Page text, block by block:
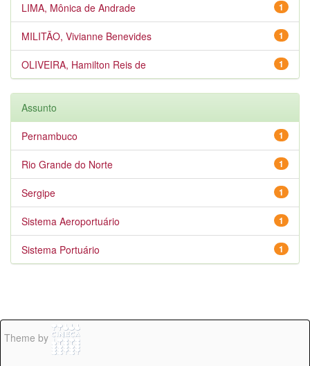
1
LIMA, Mônica de Andrade
1
MILITÃO, Vivianne Benevides
1
OLIVEIRA, Hamilton Reis de
Assunto
1
Pernambuco
1
Rio Grande do Norte
1
Sergipe
1
Sistema Aeroportuário
1
Sistema Portuário
Theme by